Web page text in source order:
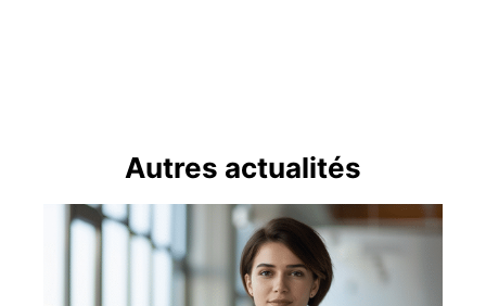
Autres actualités